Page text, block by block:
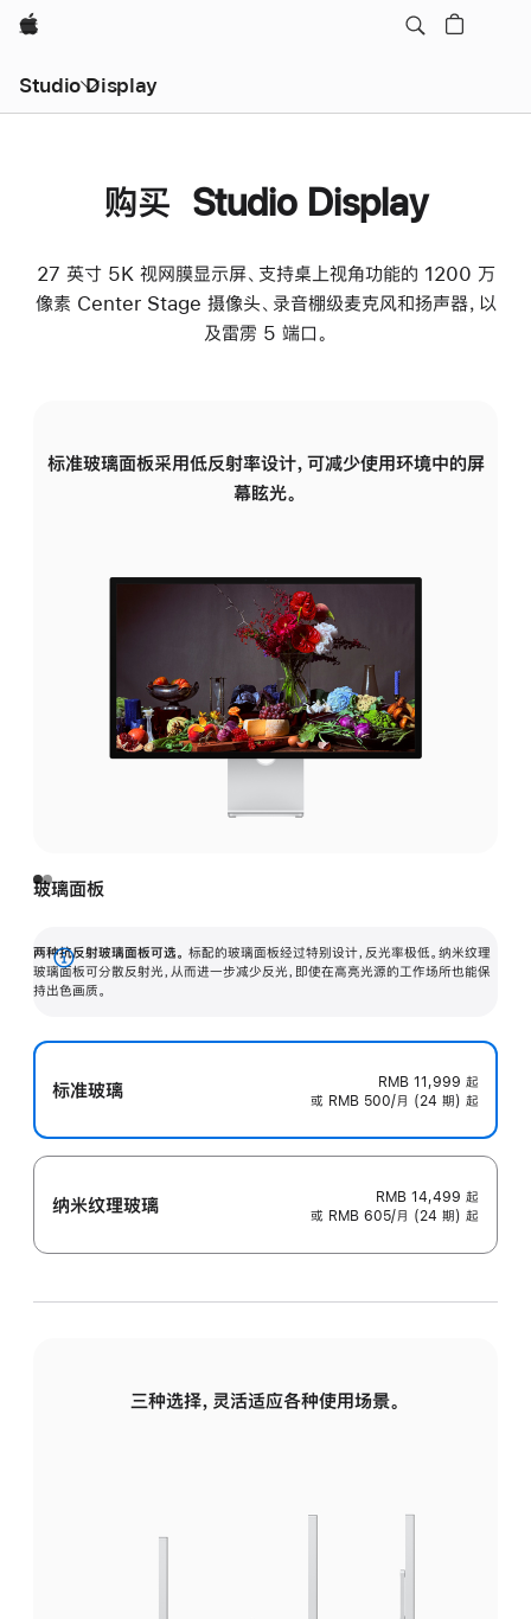
Apple
Studio Display
购买 Studio Display
27 英寸 5K 视网膜显示屏、支持桌上视角功能的 1200 万
像素 Center Stage 摄像头、录音棚级麦克风和扬声器，以
及雷雳 5 端口。
标准玻璃面板采用低反射率设计，可减少使用环境中的屏
幕眩光。
玻璃面板
两种抗反射玻璃面板可选。 标配的玻璃面板经过特别设计，反光率极低。纳米纹理
玻璃面板可分散反射光，从而进一步减少反光，即使在高亮光源的工作场所也能保
持出色画质。
展
开
标准玻璃 RMB 11,999 起
或 RMB 500/月 (24 期) 起
纳米纹理玻璃 RMB 14,499 起
或 RMB 605/月 (24 期) 起
三种选择，灵活适应各种使用场景。